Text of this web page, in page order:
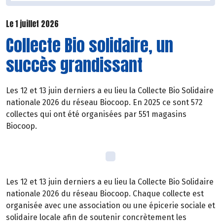
Le 1 juillet 2026
Collecte Bio solidaire, un
succès grandissant
Les 12 et 13 juin derniers a eu lieu la Collecte Bio Solidaire
nationale 2026 du réseau Biocoop. En 2025 ce sont 572
collectes qui ont été organisées par 551 magasins
Biocoop.
Les 12 et 13 juin derniers a eu lieu la Collecte Bio Solidaire
nationale 2026 du réseau Biocoop. Chaque collecte est
organisée avec une association ou une épicerie sociale et
solidaire locale afin de soutenir concrètement les